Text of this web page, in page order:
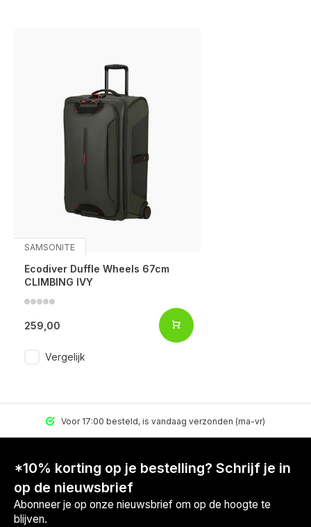
SAMSONITE
Ecodiver Duffle Wheels 67cm
CLIMBING IVY
259,00
Vergelijk
Voor 17:00 besteld, is vandaag verzonden (ma-vr)
*10% korting op je bestelling? Schrijf je in
op de nieuwsbrief
Abonneer je op onze nieuwsbrief om op de hoogte te
blijven.